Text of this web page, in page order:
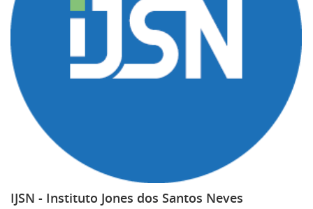
IJSN - Instituto Jones dos Santos Neves